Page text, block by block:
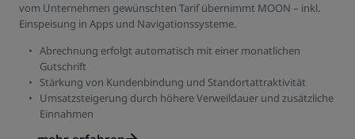
vom Unternehmen gewünschten Tarif übernimmt MOON – inkl.
Einspeisung in Apps und Navigationssysteme.
Abrechnung erfolgt automatisch mit einer monatlichen
Gutschrift
Stärkung von Kundenbindung und Standortattraktivität
Umsatzsteigerung durch höhere Verweildauer und zusätzliche
Einnahmen